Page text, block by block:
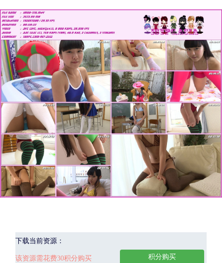
下载当前资源：
该资源需花费30积分购买 积分购买